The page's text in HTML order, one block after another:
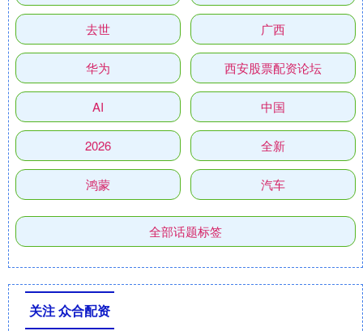
去世 广西
华为 西安股票配资论坛
AI 中国
2026 全新
鸿蒙 汽车
全部话题标签
关注 众合配资